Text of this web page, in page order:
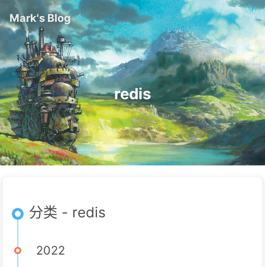
Mark's Blog
redis
分类 - redis
2022